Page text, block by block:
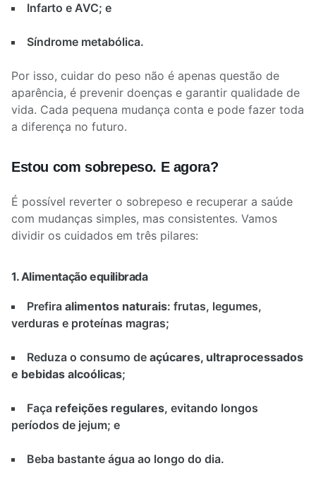
Infarto e AVC; e
Síndrome metabólica.
Por isso, cuidar do peso não é apenas questão de
aparência, é prevenir doenças e garantir qualidade de
vida. Cada pequena mudança conta e pode fazer toda
a diferença no futuro.
Estou com sobrepeso. E agora?
É possível reverter o sobrepeso e recuperar a saúde
com mudanças simples, mas consistentes. Vamos
dividir os cuidados em três pilares:
1. Alimentação equilibrada
Prefira alimentos naturais: frutas, legumes,
verduras e proteínas magras;
Reduza o consumo de açúcares, ultraprocessados
e bebidas alcoólicas;
Faça refeições regulares, evitando longos
períodos de jejum; e
Beba bastante água ao longo do dia.